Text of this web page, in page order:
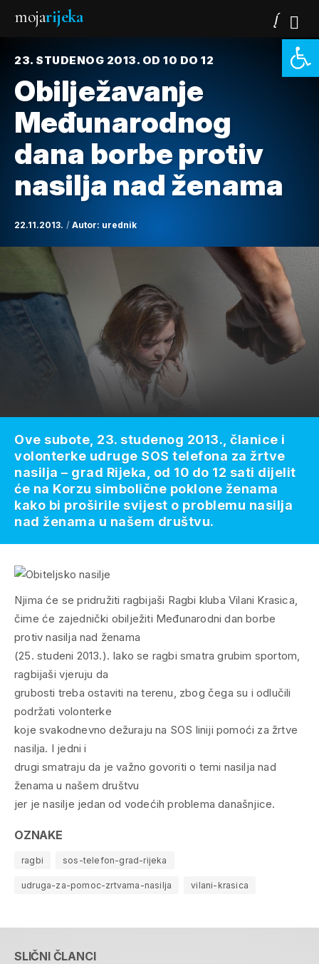
mojarijeka
23. STUDENOG 2013. OD 10 DO 12
Obilježavanje
Međunarodnog
dana borbe protiv
nasilja nad ženama
22.11.2013. Autor: urednik
Njima će se pridružiti ragbijaši Ragbi kluba Vilani Krasica,
čime će zajednički obilježiti Međunarodni dan borbe
protiv nasilja nad ženama
(25. studeni 2013.). Iako se ragbi smatra grubim sportom,
ragbijaši vjeruju da
grubosti treba ostaviti na terenu, zbog čega su i odlučili
podržati volonterke
koje svakodnevno dežuraju na SOS liniji pomoći za žrtve
nasilja. I jedni i
drugi smatraju da je važno govoriti o temi nasilja nad
ženama u našem društvu
jer je nasilje jedan od vodećih problema današnjice.
OZNAKE
ragbi sos-telefon-grad-rijeka
udruga-za-pomoc-zrtvama-nasilja vilani-krasica
Ove subote, 23. studenog 2013., članice i
volonterke udruge SOS telefona za žrtve
nasilja – grad Rijeka, od 10 do 12 sati dijelit
će na Korzu simbolične poklone ženama
kako bi proširile svijest o problemu nasilja
nad ženama u našem društvu.
SLIČNI ČLANCI